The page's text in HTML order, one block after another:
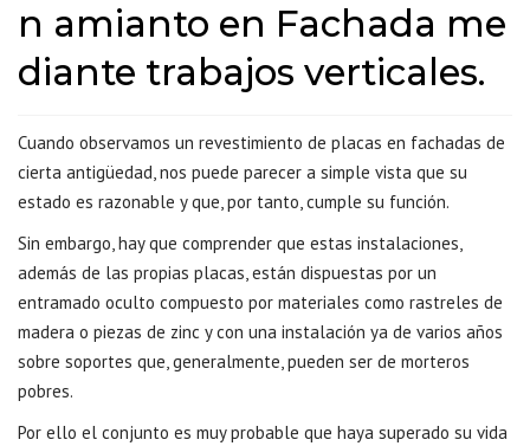
n amianto en Fachada me
diante trabajos verticales.
Cuando observamos un revestimiento de placas en fachadas de
cierta antigüedad, nos puede parecer a simple vista que su
estado es razonable y que, por tanto, cumple su función.
Sin embargo, hay que comprender que estas instalaciones,
además de las propias placas, están dispuestas por un
entramado oculto compuesto por materiales como rastreles de
madera o piezas de zinc y con una instalación ya de varios años
sobre soportes que, generalmente, pueden ser de morteros
pobres.
Por ello el conjunto es muy probable que haya superado su vida